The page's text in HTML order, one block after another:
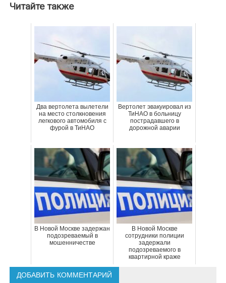
Читайте также
Два вертолета вылетели
на место столкновения
легкового автомобиля с
фурой в ТиНАО
Вертолет эвакуировал из
ТиНАО в больницу
пострадавшего в
дорожной аварии
В Новой Москве задержан
подозреваемый в
мошенничестве
В Новой Москве
сотрудники полиции
задержали
подозреваемого в
квартирной краже
ДОБАВИТЬ КОММЕНТАРИЙ